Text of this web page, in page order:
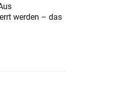
werden – das